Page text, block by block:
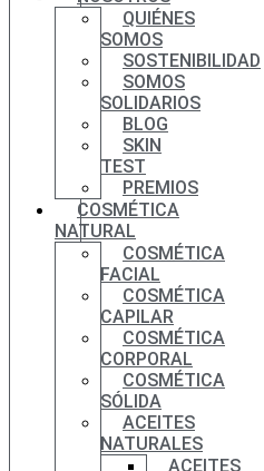
QUIÉNES
SOMOS
SOSTENIBILIDAD
SOMOS
SOLIDARIOS
BLOG
SKIN
TEST
PREMIOS
COSMÉTICA
NATURAL
COSMÉTICA
FACIAL
COSMÉTICA
CAPILAR
COSMÉTICA
CORPORAL
COSMÉTICA
SÓLIDA
ACEITES
NATURALES
ACEITES